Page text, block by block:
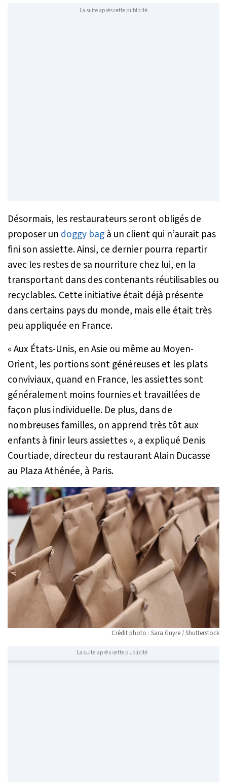
La suite après cette publicité
Désormais, les restaurateurs seront obligés de
proposer un doggy bagà un client qui n’aurait pas
fini son assiette. Ainsi, ce dernier pourra repartir
avec les restes de sa nourriture chez lui, en la
transportant dans des contenants réutilisables ou
recyclables. Cette initiative était déjà présente
dans certains pays du monde, mais elle était très
peu appliquée en France.
« Aux États-Unis, en Asie ou même au Moyen-
Orient, les portions sont généreuses et les plats
conviviaux, quand en France, les assiettes sont
généralement moins fournies et travaillées de
façon plus individuelle. De plus, dans de
nombreuses familles, on apprend très tôt aux
enfants à finir leurs assiettes », a expliqué Denis
Courtiade, directeur du restaurant Alain Ducasse
au Plaza Athénée, à Paris.
Crédit photo : Sara Guyre / Shutterstock
La suite après cette publicité